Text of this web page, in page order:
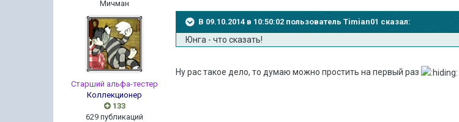
Мичман
Старший альфа-тестер
Коллекционер
133
629 публикаций
В 09.10.2014 в 10:50:02 пользователь Timian01 сказал:
Юнга - что сказать!
Ну рас такое дело, то думаю можно простить на первый раз